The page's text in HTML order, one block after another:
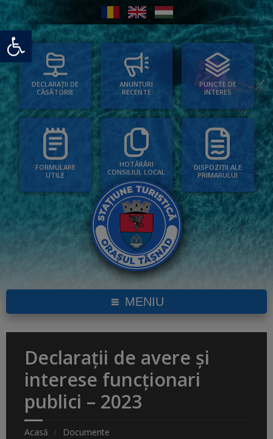
Deschide bara de unelte
DECLARAȚII DE
CĂSĂTORIE
ANUNȚURI
RECENTE
PUNCTE DE
INTERES
FORMULARE
UTILE
HOTĂRÂRI
CONSILIUL LOCAL
DISPOZIȚII ALE
PRIMARULUI
MENIU
Declarații de avere și
interese funcționari
publici – 2023
Acasă Documente